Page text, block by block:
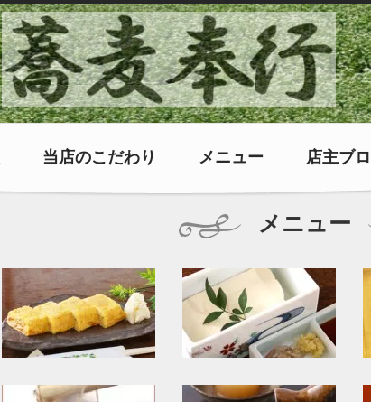
当店のこだわり メニュー 店主ブ
メニュー